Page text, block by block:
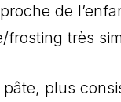
de
très
plus